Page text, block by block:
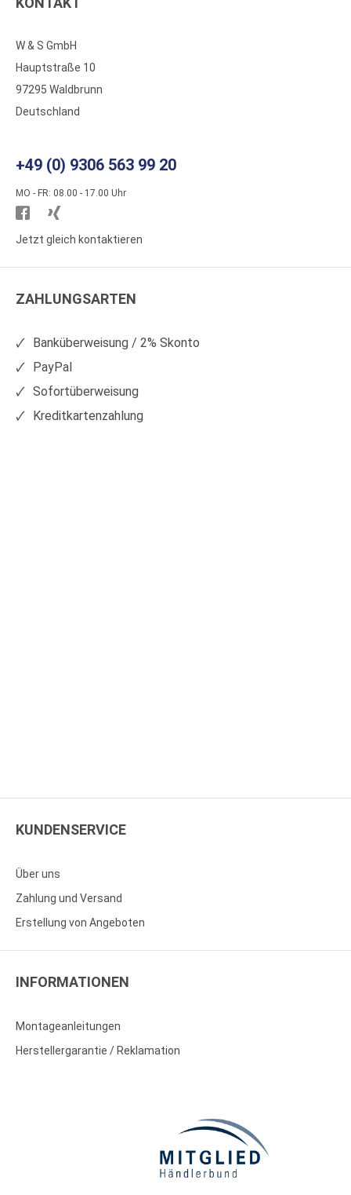
W & S GmbH
Hauptstraße 10
97295 Waldbrunn
Deutschland
+49 (0) 9306 563 99 20
MO - FR: 08.00 - 17.00 Uhr
Besuchen
Sie
auf
Sie
auf
Jetzt gleich kontaktieren
ZAHLUNGSARTEN
Banküberweisung / 2% Skonto
PayPal
Sofortüberweisung
Kreditkartenzahlung
KUNDENSERVICE
Über uns
Zahlung und Versand
Erstellung von Angeboten
INFORMATIONEN
Montageanleitungen
Herstellergarantie / Reklamation